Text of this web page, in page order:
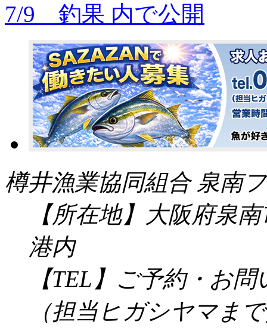
7/9 釣果 内で公開
樽井漁業協同組合 泉南
【所在地】大阪府泉
港内
【TEL】ご予約・お
（担当ヒガシヤマま